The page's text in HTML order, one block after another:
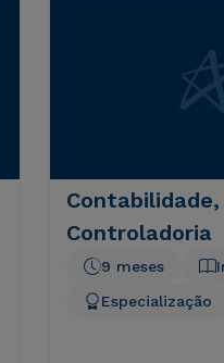
Controladoria
9 meses
Especialização